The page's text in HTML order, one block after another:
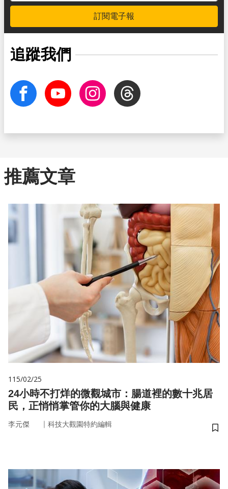
訂閱電子報
追蹤我們
facebook Youtube InstagramThreads
推薦文章
115/02/25
24小時不打烊的微觀城市：腸道裡的數十兆居
民，正悄悄掌管你的大腦與健康
李元傑 ｜ 科技大觀園特約編輯
儲